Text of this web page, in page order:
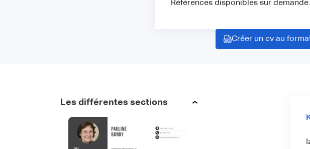
Références disponibles sur demande.
Créer un cv au
Les différentes sections